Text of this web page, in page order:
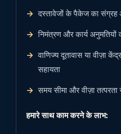
दस्तावेजों के पैकेज का
निमंत्रण और कार्य अनुमतियों
वाणिज्य दूतावास या वीज़ा
सहायता
समय सीमा और वीज़ा
हमारे साथ काम करने के लाभ: